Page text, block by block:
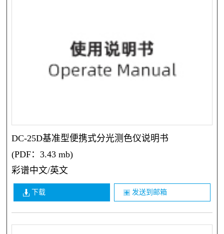
DC-25D基准型便携式分光测色仪说明书
(PDF：3.43 mb)
彩谱中文/英文
下载 发送到邮箱